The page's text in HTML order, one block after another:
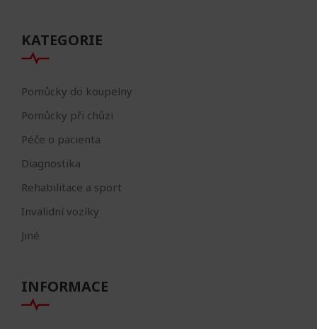
KATEGORIE
Pomůcky do koupelny
Pomůcky při chůzi
Péče o pacienta
Diagnostika
Rehabilitace a sport
Invalidní vozíky
Jiné
INFORMACE